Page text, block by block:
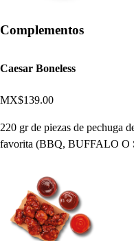
Complementos
Caesar Boneless
MX$139.00
220 gr de piezas de pechuga
favorita (BBQ, BUFFALO O